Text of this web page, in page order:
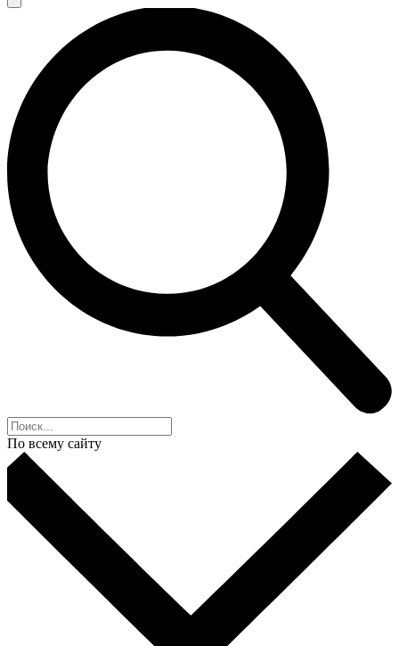
По всему сайту